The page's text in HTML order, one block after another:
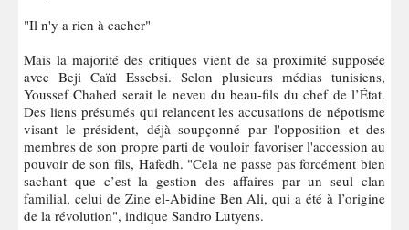
"Il n'y a rien à cacher"
Mais la majorité des critiques vient de sa proximité supposée
avec Beji Caïd Essebsi. Selon plusieurs médias tunisiens,
Youssef Chahed serait le neveu du beau-fils du chef de l’État.
Des liens présumés qui relancent les accusations de népotisme
visant le président, déjà soupçonné par l'opposition et des
membres de son propre parti de vouloir favoriser l'accession au
pouvoir de son fils, Hafedh. "Cela ne passe pas forcément bien
sachant que c’est la gestion des affaires par un seul clan
familial, celui de Zine el-Abidine Ben Ali, qui a été à l’origine
de la révolution", indique Sandro Lutyens.